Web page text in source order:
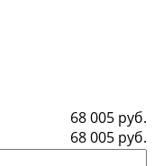
68 005 руб.
68 005 руб.